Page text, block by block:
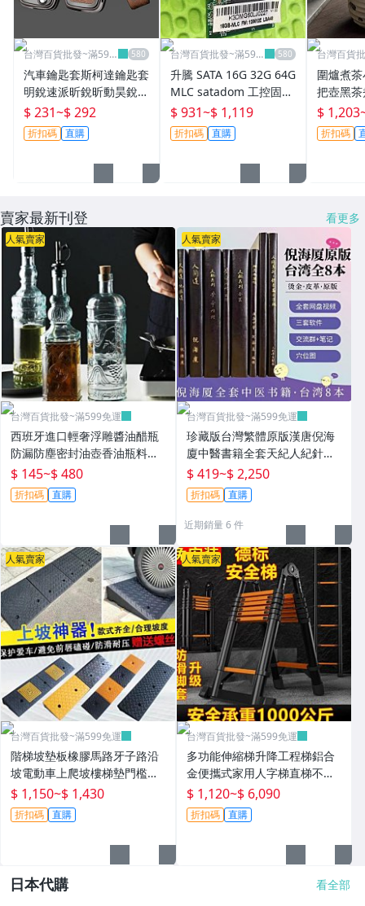
台灣百貨批發~滿599
汽車鑰匙套斯柯達鑰匙套
明銳速派昕銳昕動昊銳晶
銳柯米克Yeti汽車金屬男
殼扣台灣百貨批發
$ 231~$ 292
折扣碼 直購
台灣百貨批發~滿599
升騰 SATA 16G 32G 64G
MLC satadom 工控固態
DOM 瘦客子~台灣百貨
$ 931~$ 1,119
折扣碼 直購
台灣百貨
圍爐煮
把壺黑
具陶壺
$ 1,203
折扣碼
賣家最新刊登 看更多
人氣賣家
台灣百貨批發~滿599免運
西班牙進口輕奢浮雕醬油醋瓶
防漏防塵密封油壺香油瓶料酒
果汁瓶~
$ 145~$ 480
折扣碼 直購
人氣賣家
台灣百貨批發~滿599免運
珍藏版台灣繁體原版漢唐倪海
廈中醫書籍全套天紀人紀針灸
大成黃帝內經傷寒論金匱要略
神農本草經線裝皮面燙金~T08
08
$ 419~$ 2,250
折扣碼 直購
近期銷量 6 件
人氣賣家
台灣百貨批發~滿599免運
階梯坡墊板橡膠馬路牙子路沿
坡電動車上爬坡樓梯墊門檻緩
衝墊~P0802
$ 1,150~$ 1,430
折扣碼 直購
人氣賣家
台灣百貨批發~滿599免運
多功能伸縮梯升降工程梯鋁合
金便攜式家用人字梯直梯不銹
鋼折疊梯~T0730
$ 1,120~$ 6,090
折扣碼 直購
日本代購 看全部